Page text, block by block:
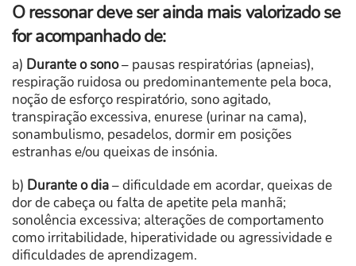
O ressonar deve ser ainda mais valorizado se
for acompanhado de:
a) Durante o sono– pausas respiratórias (apneias),
respiração ruidosa ou predominantemente pela boca,
noção de esforço respiratório, sono agitado,
transpiração excessiva, enurese (urinar na cama),
sonambulismo, pesadelos, dormir em posições
estranhas e/ou queixas de insónia.
b) Durante o dia– dificuldade em acordar, queixas de
dor de cabeça ou falta de apetite pela manhã;
sonolência excessiva; alterações de comportamento
como irritabilidade, hiperatividade ou agressividade e
dificuldades de aprendizagem.